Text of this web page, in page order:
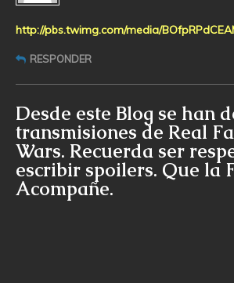
http://pbs.twimg.com/media/
RESPONDER
Desde este Blog se han
transmisiones de Real
Wars. Recuerda ser
escribir spoilers. Que la
Acompañe.